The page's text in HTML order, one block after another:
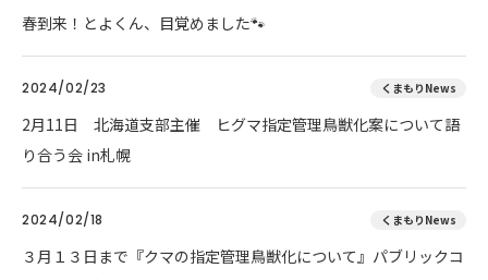
春到来！とよくん、目覚めました🐾
2024/02/23 くまもりNews
2月11日 北海道支部主催 ヒグマ指定管理鳥獣化案について語
り合う会 in札幌
2024/02/18 くまもりNews
３月１３日まで『クマの指定管理鳥獣化について』パブリックコ